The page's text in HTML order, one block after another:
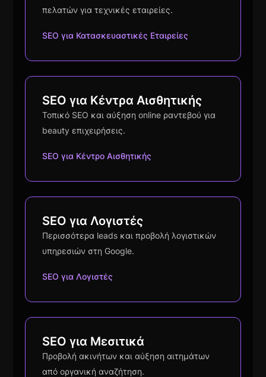
πελατών για τεχνικές εταιρείες.
SEO για Κατασκευαστικές Εταιρείες
SEO για Κέντρα Αισθητικής
Τοπικό SEO και αύξηση online ραντεβού για
beauty επιχειρήσεις.
SEO για Κέντρο Αισθητικής
SEO για Λογιστές
Περισσότερα leads και προβολή λογιστικών
υπηρεσιών στη Google.
SEO για Λογιστές
SEO για Μεσιτικά
Προβολή ακινήτων και αύξηση αιτημάτων
από οργανική αναζήτηση.